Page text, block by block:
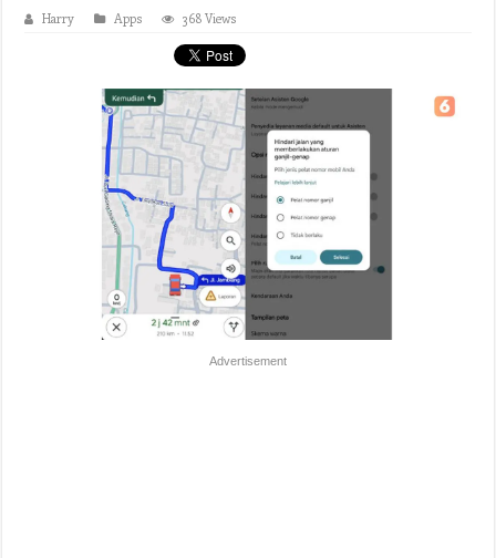
Harry Apps 368 Views
Advertisement